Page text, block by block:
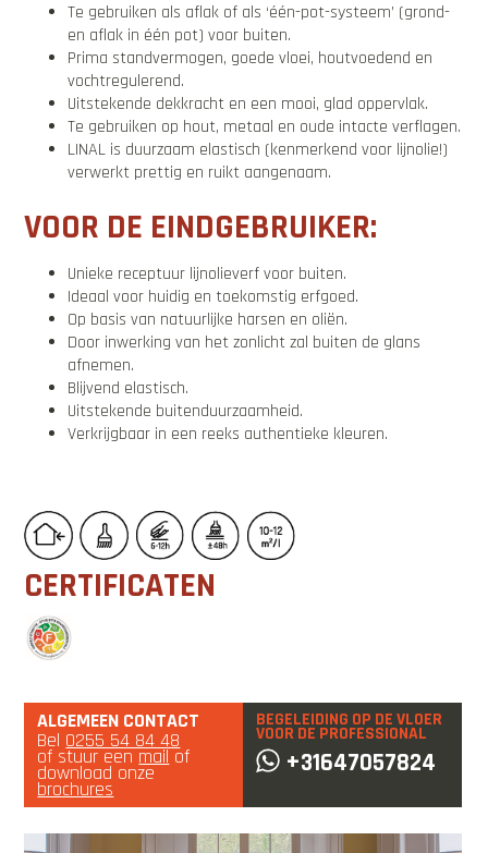
Te gebruiken als aflak of als ‘één-pot-systeem’ (grond-
en aflak in één pot) voor buiten.
Prima standvermogen, goede vloei, houtvoedend en
vochtregulerend.
Uitstekende dekkracht en een mooi, glad oppervlak.
Te gebruiken op hout, metaal en oude intacte verflagen.
LINAL is duurzaam elastisch (kenmerkend voor lijnolie!)
verwerkt prettig en ruikt aangenaam.
VOOR DE EINDGEBRUIKER:
Unieke receptuur lijnolieverf voor buiten.
Ideaal voor huidig en toekomstig erfgoed.
Op basis van natuurlijke harsen en oliën.
Door inwerking van het zonlicht zal buiten de glans
afnemen.
Blijvend elastisch.
Uitstekende buitenduurzaamheid.
Verkrijgbaar in een reeks authentieke kleuren.
CERTIFICATEN
ALGEMEEN CONTACT
Bel 0255 54 84 48
of stuur eenmailof
download onze
brochures
BEGELEIDING OP DE VLOER
VOOR DE PROFESSIONAL
+31647057824